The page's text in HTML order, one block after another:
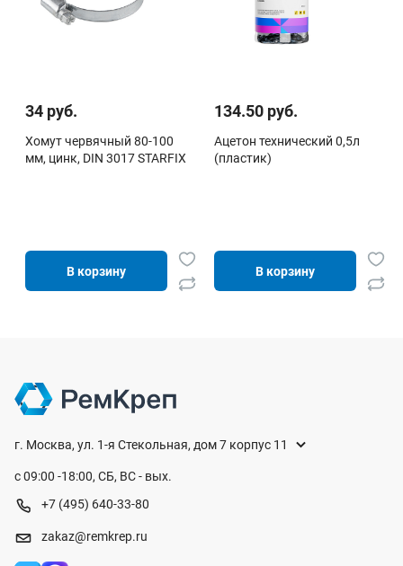
34 руб.
Хомут червячный 80-100
мм, цинк, DIN 3017 STARFIX
В корзину
134.50 руб.
Ацетон технический 0,5л
(пластик)
В корзину
г. Москва, ул. 1-я Стекольная, дом 7 корпус 11
с 09:00 -18:00, СБ, ВС - вых.
+7 (495) 640-33-80
zakaz@remkrep.ru